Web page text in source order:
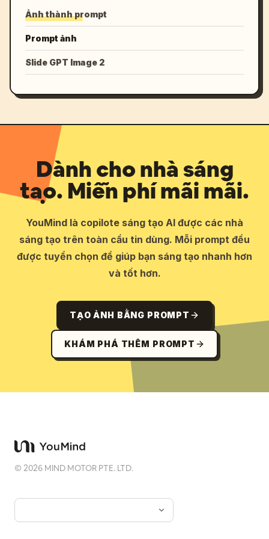
Ảnh thành prompt
Prompt ảnh
Slide GPT Image 2
Dành cho nhà sáng
tạo. Miễn phí mãi mãi.
YouMind là copilote sáng tạo AI được các nhà
sáng tạo trên toàn cầu tin dùng. Mỗi prompt đều
được tuyển chọn để giúp bạn sáng tạo nhanh hơn
và tốt hơn.
TẠO ẢNH BẰNG PROMPT
KHÁM PHÁ THÊM PROMPT
©2026 MIND MOTOR PTE. LTD.